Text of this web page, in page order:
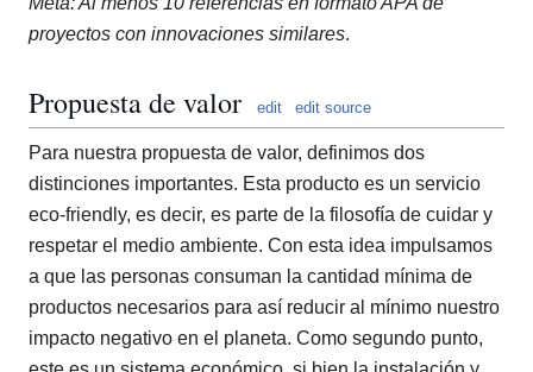
proyectos con innovaciones similares.
Propuesta de valor edit edit source
Para nuestra propuesta de valor, definimos dos
distinciones importantes. Esta producto es un servicio
eco-friendly, es decir, es parte de la filosofía de cuidar y
respetar el medio ambiente. Con esta idea impulsamos
a que las personas consuman la cantidad mínima de
productos necesarios para así reducir al mínimo nuestro
impacto negativo en el planeta. Como segundo punto,